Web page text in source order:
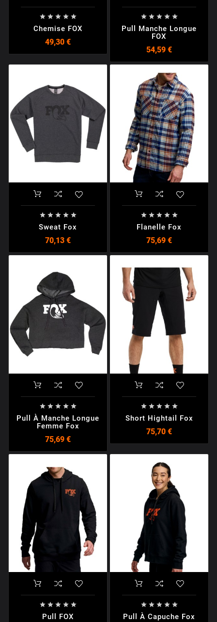
    
Chemise FOX
49,30 €
    
Pull Manche Longue
FOX
54,59 €
    
Sweat Fox
70,13 €
    
Flanelle Fox
75,69 €
    
Pull À Manche Longue
Femme Fox
75,69 €
    
Short Hightail Fox
75,70 €
    
Pull FOX
    
Pull À Capuche Fox